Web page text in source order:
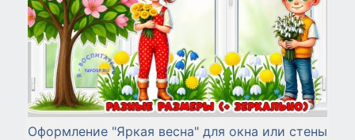
Оформление "Яркая весна" для окна или стены